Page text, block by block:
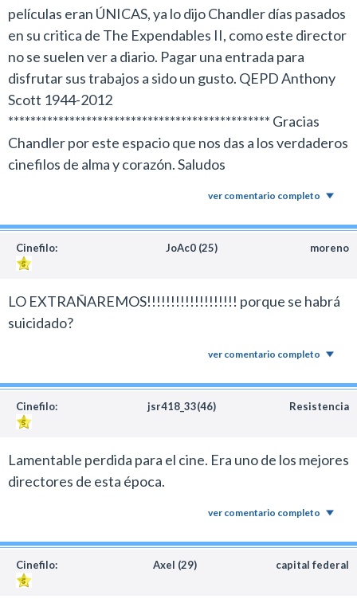
películas eran ÚNICAS, ya lo dijo Chandler días pasados
en su critica de The Expendables II, como este director
no se suelen ver a diario. Pagar una entrada para
disfrutar sus trabajos a sido un gusto. QEPD Anthony
Scott 1944-2012
*********************************************** Gracias
Chandler por este espacio que nos das a los verdaderos
cinefilos de alma y corazón. Saludos
ver comentario completo
Cinefilo: JoAc0 (25) moreno
LO EXTRAÑAREMOS!!!!!!!!!!!!!!!!!!! porque se habrá
suicidado?
ver comentario completo
Cinefilo: jsr418_33(46) Resistencia
Lamentable perdida para el cine. Era uno de los mejores
directores de esta época.
ver comentario completo
Cinefilo: Axel (29) capital federal